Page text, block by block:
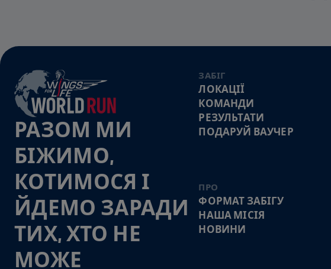
РАЗОМ МИ
БІЖИМО,
КОТИМОСЯ І
ЙДЕМО ЗАРАДИ
ТИХ, ХТО НЕ
МОЖЕ
ЗАБІГ
ЛОКАЦІЇ
КОМАНДИ
РЕЗУЛЬТАТИ
ПОДАРУЙ ВАУЧЕР
ПРО
ФОРМАТ ЗАБІГУ
НАША МІСІЯ
НОВИНИ